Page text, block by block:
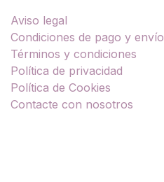
Aviso legal
Condiciones de pago y envío
Términos y condiciones
Política de privacidad
Política de Cookies
Contacte con nosotros